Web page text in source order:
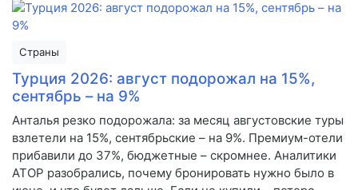
Страны
Турция 2026: август подорожал на 15%,
сентябрь – на 9%
Анталья резко подорожала: за месяц августовские туры
взлетели на 15%, сентябрьские – на 9%. Премиум-отели
прибавили до 37%, бюджетные – скромнее. Аналитики
АТОР разобрались, почему бронировать нужно было в